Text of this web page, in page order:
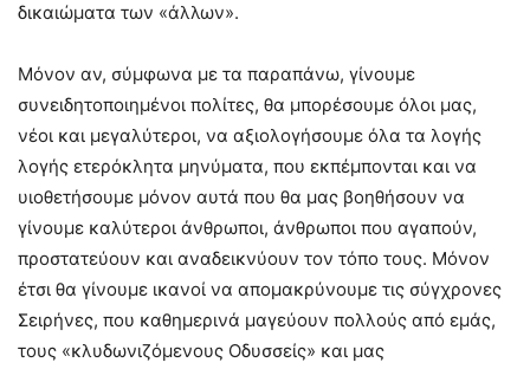
δικαιώματα των «άλλων».
Μόνον αν, σύμφωνα με τα παραπάνω, γίνουμε
συνειδητοποιημένοι πολίτες, θα μπορέσουμε όλοι μας,
νέοι και μεγαλύτεροι, να αξιολογήσουμε όλα τα λογής
λογής ετερόκλητα μηνύματα, που εκπέμπονται και να
υιοθετήσουμε μόνον αυτά που θα μας βοηθήσουν να
γίνουμε καλύτεροι άνθρωποι, άνθρωποι που αγαπούν,
προστατεύουν και αναδεικνύουν τον τόπο τους. Μόνον
έτσι θα γίνουμε ικανοί να απομακρύνουμε τις σύγχρονες
Σειρήνες, που καθημερινά μαγεύουν πολλούς από εμάς,
τους «κλυδωνιζόμενους Οδυσσείς» και μας